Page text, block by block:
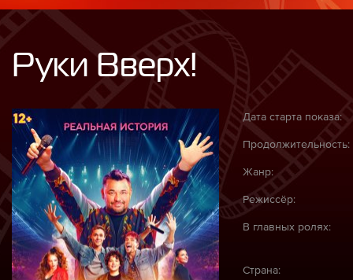
Руки Вверх!
Дата старта показа:
Продолжительность:
Жанр:
Режиссёр:
В главных ролях:
Страна: